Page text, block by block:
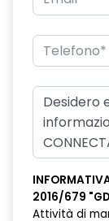
2016/679
Attività di